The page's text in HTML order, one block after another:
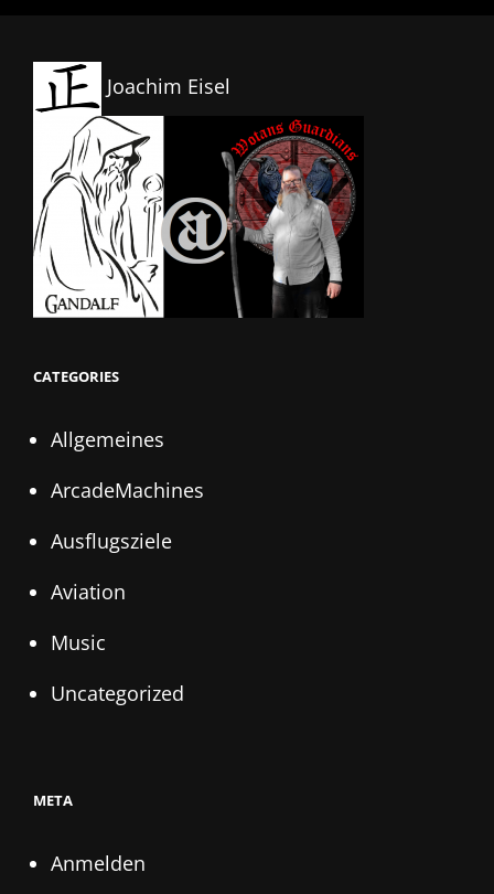
Joachim Eisel
CATEGORIES
Allgemeines
ArcadeMachines
Ausflugsziele
Aviation
Music
Uncategorized
META
Anmelden